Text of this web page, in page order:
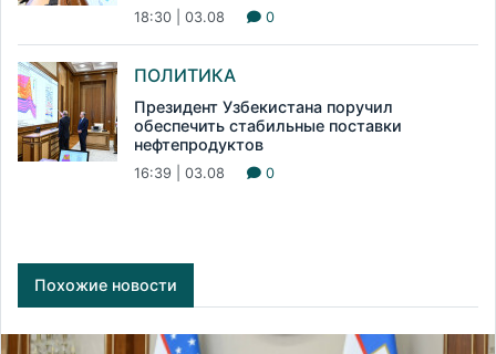
18:30 | 03.08 0
ПОЛИТИКА
Президент Узбекистана поручил
обеспечить стабильные поставки
нефтепродуктов
16:39 | 03.08 0
Похожие новости